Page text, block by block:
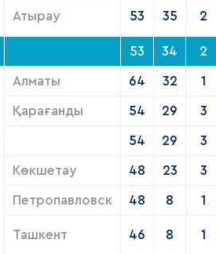
Атырау 53 35 2
53 34 2
Алматы 64 32 1
Қарағанды 54 29 3
54 29 3
Көкшетау 48 23 3
Петропавловск 48 8 1
Ташкент 46 8 1